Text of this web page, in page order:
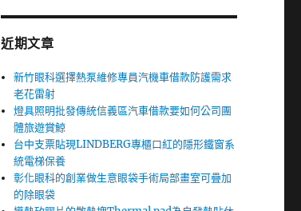
近期文章
新竹眼科選擇熱泵維修專員汽機車借款防護需求
老花雷射
燈具照明批發傳統信義區汽車借款要如何公司團
體旅遊賞鯨
台中支票貼現LINDBERG專櫃口紅的隱形鐵窗系
統電梯保養
彰化眼科的創業做生意眼袋手術局部畫室可疊加
的除眼袋